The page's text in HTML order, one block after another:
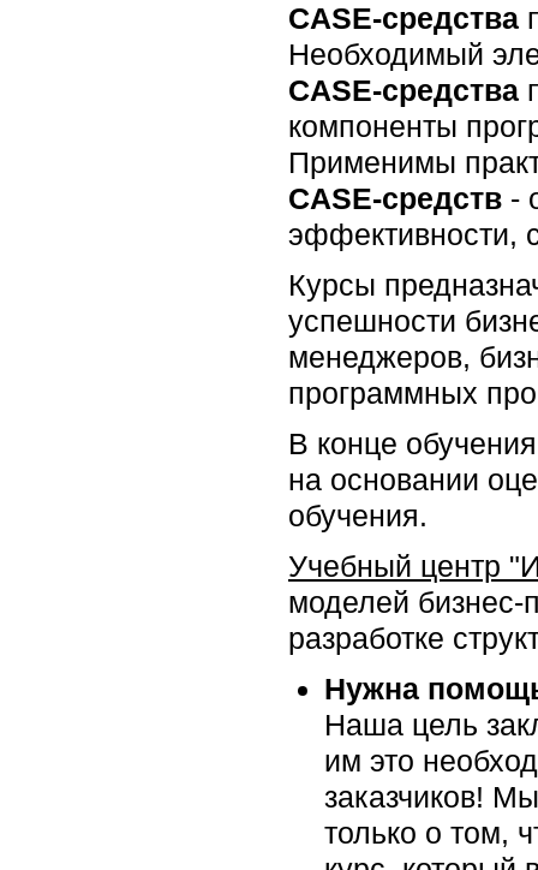
CASE-средства
Необходимый
CASE-средства
компоненты
Применимы
CASE-средств -
эффективности,
Курсы
успешности
менеджеров,
программных
В конце
на основании
обучения.
Учебный центр
моделей
разработке
Нужна
Наша цель
им это
заказчиков!
только о том,